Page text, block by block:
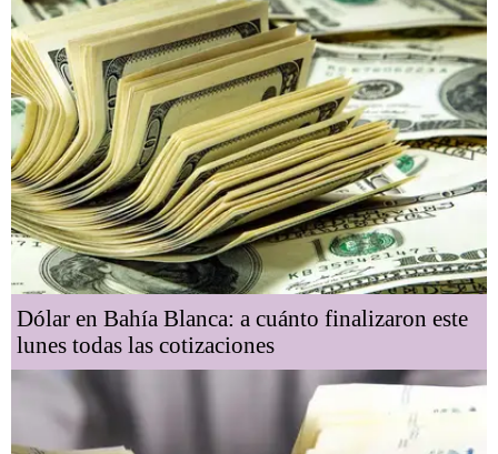
Dólar en Bahía Blanca: a cuánto finalizaron este
lunes todas las cotizaciones